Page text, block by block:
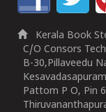
Kerala Book
C/O Consors
B-30,Pillaveedu
Pattom P O, Pin